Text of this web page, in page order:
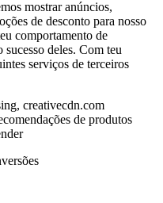
mostrar anúncios,
de desconto para nosso
comportamento de
sucesso deles. Com teu
serviços de terceiros
creativecdn.com
de produtos